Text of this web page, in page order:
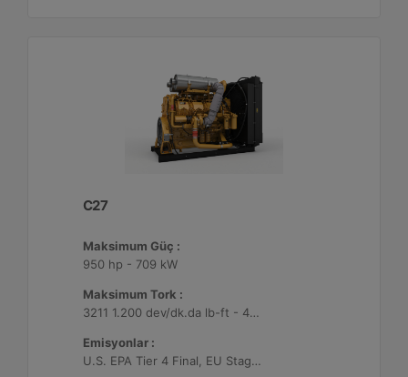
C27
Maksimum Güç :
950 hp - 709 kW
Maksimum Tork :
3211 1.200 dev/dk.da lb-ft - 4354 1.200 dev/dk.da Nm
Emisyonlar :
U.S. EPA Tier 4 Final, EU Stage V